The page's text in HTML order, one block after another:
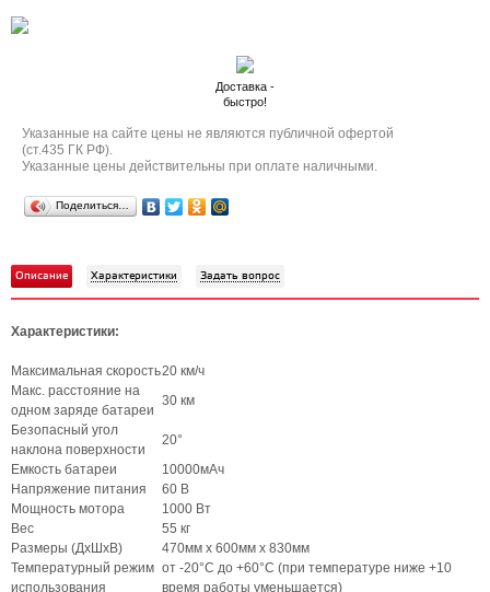
Доставка -
быстро!
Указанные на сайте цены не являются публичной офертой
(ст.435 ГК РФ).
Указанные цены действительны при оплате наличными.
Поделиться…
Описание Характеристики Задать вопрос
Характеристики:
Максимальная скорость20 км/ч
Макс. расстояние на
одном заряде батареи
30 км
Безопасный угол
наклона поверхности
20°
Емкость батареи
10000мАч
Напряжение питания
60 В
Мощность мотора
1000 Вт
Вес
55 кг
Размеры (ДxШxВ)
470мм x 600мм x 830мм
Температурный режим
использования
от -20°C до +60°C (при температуре ниже +10
время работы уменьшается)